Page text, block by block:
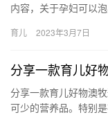
内容，关于孕妇可以
孕…
育儿 2023年3月7日
分享一款育儿好
分享一款育儿好物澳
可少的营养品。特别